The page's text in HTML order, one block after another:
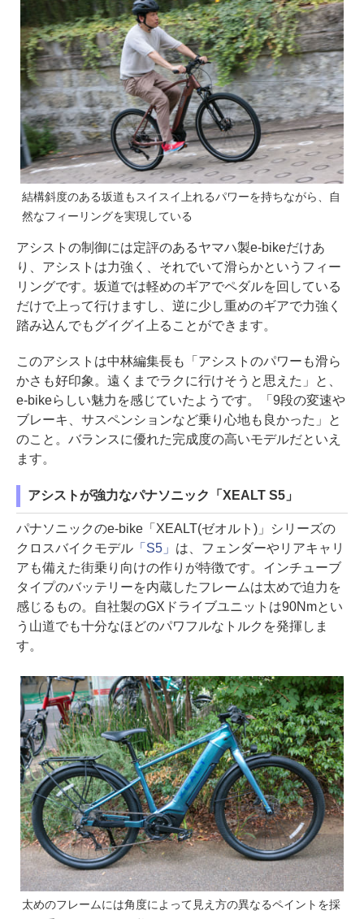
結構斜度のある坂道もスイスイ上れるパワーを持ちながら、自
然なフィーリングを実現している
アシストの制御には定評のあるヤマハ製e-bikeだけあ
り、アシストは力強く、それでいて滑らかというフィー
リングです。坂道では軽めのギアでペダルを回している
だけで上って行けますし、逆に少し重めのギアで力強く
踏み込んでもグイグイ上ることができます。
このアシストは中林編集長も「アシストのパワーも滑ら
かさも好印象。遠くまでラクに行けそうと思えた」と、
e-bikeらしい魅力を感じていたようです。「9段の変速や
ブレーキ、サスペンションなど乗り心地も良かった」と
のこと。バランスに優れた完成度の高いモデルだといえ
ます。
アシストが強力なパナソニック「XEALT S5」
パナソニックのe-bike「XEALT(ゼオルト)」シリーズの
クロスバイクモデル「S5」 は、フェンダーやリアキャリ
アも備えた街乗り向けの作りが特徴です。インチューブ
タイプのバッテリーを内蔵したフレームは太めで迫力を
感じるもの。自社製のGXドライブユニットは90Nmとい
う山道でも十分なほどのパワフルなトルクを発揮しま
す。
太めのフレームには角度によって見え方の異なるペイントを採